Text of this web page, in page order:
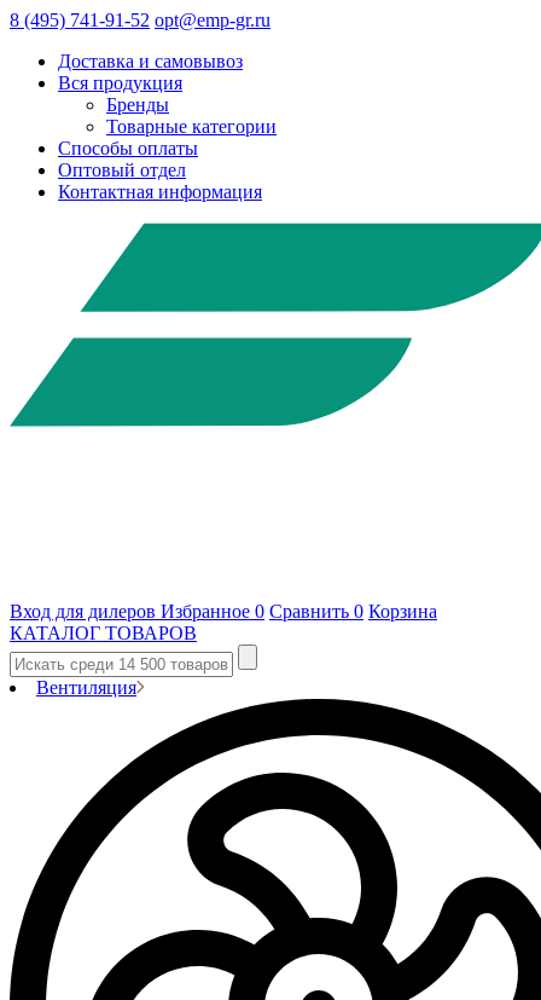
8 (495) 741-91-52 opt@emp-gr.ru
Доставка и самовывоз
Вся продукция
Бренды
Товарные категории
Способы оплаты
Оптовый отдел
Контактная информация
Вход для дилеров Избранное 0 Сравнить 0 Корзина
КАТАЛОГ ТОВАРОВ
Вентиляция